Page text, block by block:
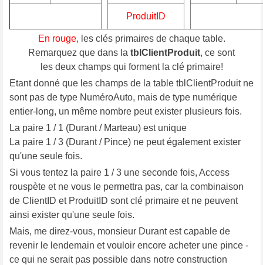
ProduitID
En rouge, les clés primaires de chaque table.
Remarquez que dans la tblClientProduit, ce sont
les deux champs qui forment la clé primaire!
Etant donné que les champs de la table tblClientProduit ne
sont pas de type NuméroAuto, mais de type numérique
entier-long, un même nombre peut exister plusieurs fois.
La paire 1 / 1 (Durant / Marteau) est unique
La paire 1 / 3 (Durant / Pince) ne peut également exister
qu'une seule fois.
Si vous tentez la paire 1 / 3 une seconde fois, Access
rouspète et ne vous le permettra pas, car la combinaison
de ClientID et ProduitID sont clé primaire et ne peuvent
ainsi exister qu'une seule fois.
Mais, me direz-vous, monsieur Durant est capable de
revenir le lendemain et vouloir encore acheter une pince -
ce qui ne serait pas possible dans notre construction